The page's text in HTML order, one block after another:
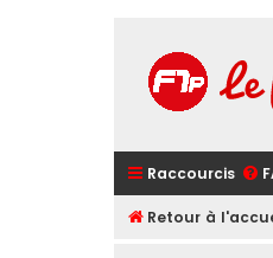
Raccourcis
Retour à